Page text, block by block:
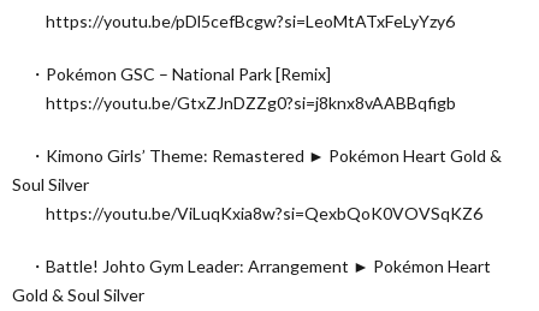
https://youtu.be/pDl5cefBcgw?si=LeoMtATxFeLyYzy6
・Pokémon GSC – National Park [Remix]
https://youtu.be/GtxZJnDZZg0?si=j8knx8vAABBqfigb
・Kimono Girls’ Theme: Remastered ► Pokémon Heart Gold &
Soul Silver
https://youtu.be/ViLuqKxia8w?si=QexbQoK0VOVSqKZ6
・Battle! Johto Gym Leader: Arrangement ► Pokémon Heart
Gold & Soul Silver